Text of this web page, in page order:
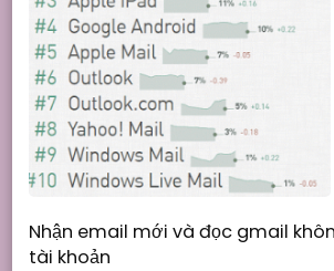
Nhận email mới và đọc gmail
tài khoản